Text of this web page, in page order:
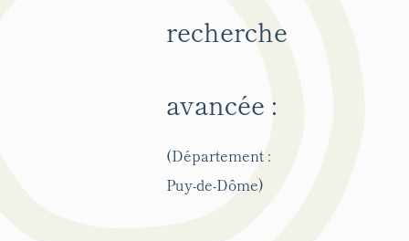
recherche
avancée :
(Département :
Puy-de-Dôme)